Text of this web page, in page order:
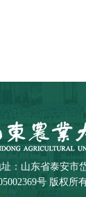
：山东省泰安市
号 版权